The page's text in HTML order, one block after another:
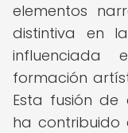
elementos
distintiva en
formación
Esta fusión de
ha contribuido